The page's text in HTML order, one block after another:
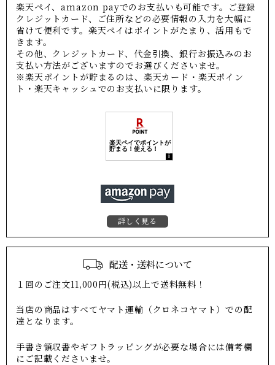
楽天ペイ、amazon payでのお支払いも可能です。ご登録
クレジットカード、ご住所などの必要情報の入力を大幅に
省けて便利です。楽天ペイはポイントがたまり、活用もで
きます。
その他、クレジットカード、代金引換、銀行お振込みのお
支払い方法がございますのでお選びくださいませ。
※楽天ポイントが貯まるのは、楽天カード・楽天ポイン
ト・楽天キャッシュでのお支払いに限ります。
詳しく見る
配送・送料について
１回のご注文11,000円(税込)以上で送料無料！
当店の商品はすべてヤマト運輸（クロネコヤマト）での配
達となります。
手書き領収書やギフトラッピングが必要な場合には備考欄
にご記載くださいませ。